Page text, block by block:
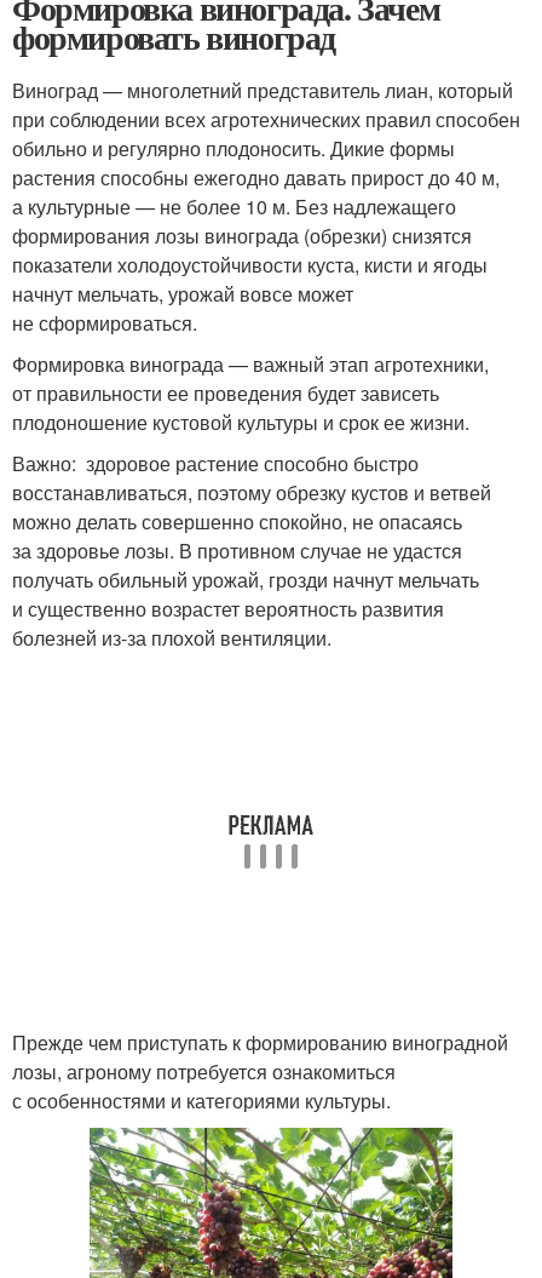
формировать виноград
Виноград — многолетний представитель лиан, который
при соблюдении всех агротехнических правил способен
обильно и регулярно плодоносить. Дикие формы
растения способны ежегодно давать прирост до 40 м,
а культурные — не более 10 м. Без надлежащего
формирования лозы винограда (обрезки) снизятся
показатели холодоустойчивости куста, кисти и ягоды
начнут мельчать, урожай вовсе может
не сформироваться.
Формировка винограда — важный этап агротехники,
от правильности ее проведения будет зависеть
плодоношение кустовой культуры и срок ее жизни.
Важно: здоровое растение способно быстро
восстанавливаться, поэтому обрезку кустов и ветвей
можно делать совершенно спокойно, не опасаясь
за здоровье лозы. В противном случае не удастся
получать обильный урожай, грозди начнут мельчать
и существенно возрастет вероятность развития
болезней из-за плохой вентиляции.
Прежде чем приступать к формированию виноградной
лозы, агроному потребуется ознакомиться
с особенностями и категориями культуры.